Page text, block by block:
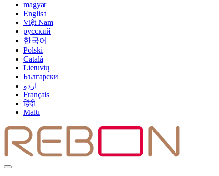
magyar
English
Việt Nam
русский
한국어
Polski
Català
Lietuvių
Български
اردو
Français
हिंदी
Malti